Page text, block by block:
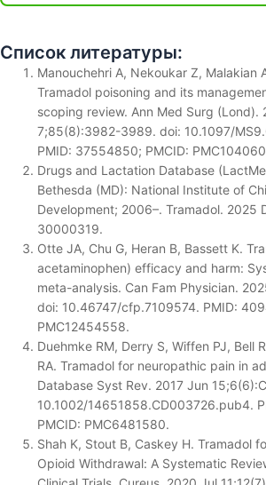
Список литературы:
Manouchehri A, Nekoukar Z, Malakian
Tramadol poisoning and its
scoping review. Ann Med Surg (Lond).
7;85(8):3982-3989. doi: 10.1097/
PMID: 37554850; PMCID:
Drugs and Lactation Database
Bethesda (MD): National Institute of
Development; 2006–. Tramadol. 2025
30000319.
Otte JA, Chu G, Heran B, Bassett K.
acetaminophen) efficacy and harm:
meta-analysis. Can Fam Physician.
doi: 10.46747/cfp.7109574. PMID:
PMC12454558.
Duehmke RM, Derry S, Wiffen PJ, Bell
RA. Tramadol for neuropathic pain in
Database Syst Rev. 2017 Jun
10.1002/14651858.CD003726.pub4.
PMCID: PMC6481580.
Shah K, Stout B, Caskey H. Tramadol
Opioid Withdrawal: A Systematic